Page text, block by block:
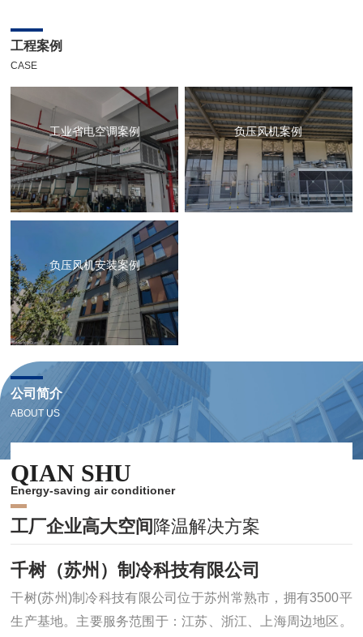
工程案例
CASE
工业省电空调案例 负压风机案例
负压风机安装案例
公司简介
ABOUT US
QIAN SHU
Energy-saving air conditioner
工厂企业高大空间 降温解决方案
千树（苏州）制冷科技有限公司
干树(苏州)制冷科技有限公司位于苏州常熟市，拥有3500平
生产基地。主要服务范围于：江苏、浙江、上海周边地区。